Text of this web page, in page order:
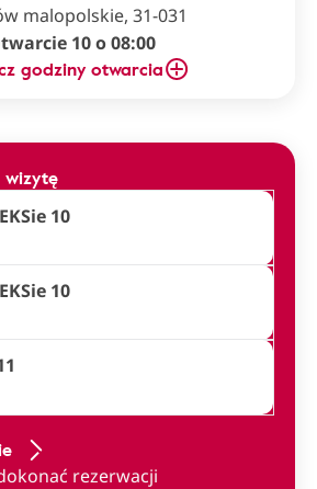
malopolskie, 31-031
10 o 08:00
godziny otwarcia
wizytę
Sie 10
Sie 10
rezerwacji